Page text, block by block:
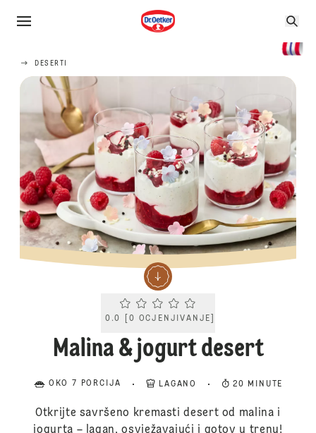
DESERTI
Current rating 0.0. Click to rate.
0.0 [0 OCJENJIVANJE
Malina & jogurt desert
OKO 7 PORCIJA LAGANO 20 MINUTE
Otkrijte savršeno kremasti desert od malina i
jogurta – lagan, osvježavajući i gotov u trenu!